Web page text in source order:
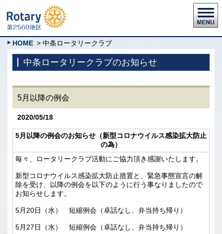
HOME > 中条ロータリークラブ
中条ロータリークラブのお知らせ
5月以降の例会
2020/05/18
5月以降の例会のお知らせ（新型コロナウイルス感染拡大防止
の為）
毎々、ロータリークラブ活動にご協力頂き感謝いたします。
新型コロナウイルス感染拡大防止措置と、緊急事態宣言の解
除を受け、以降の例会を以下のように行う事なりましたので
お知らせします。
5月20日（水） 短縮例会（卓話なし、弁当持ち帰り）
5月27日（水） 短縮例会（卓話なし、弁当持ち帰り）